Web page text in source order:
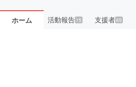
ホーム 活動報告15 支援者65